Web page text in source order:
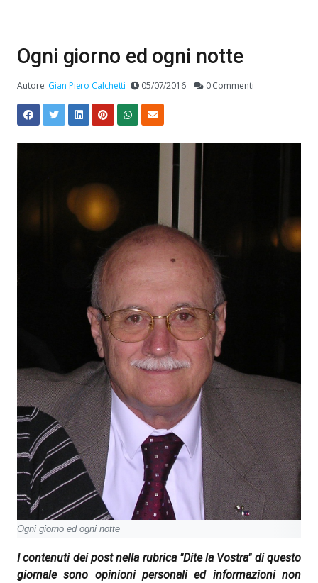
Ogni giorno ed ogni notte
Autore: Gian Piero Calchetti 05/07/2016 0 Commenti
Ogni giorno ed ogni notte
I contenuti dei post nella rubrica "Dite la Vostra" di questo
giornale sono opinioni personali ed informazioni non